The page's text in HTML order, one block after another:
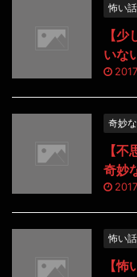
怖い話
【
いな
奇妙
【
奇妙
怖い話
【